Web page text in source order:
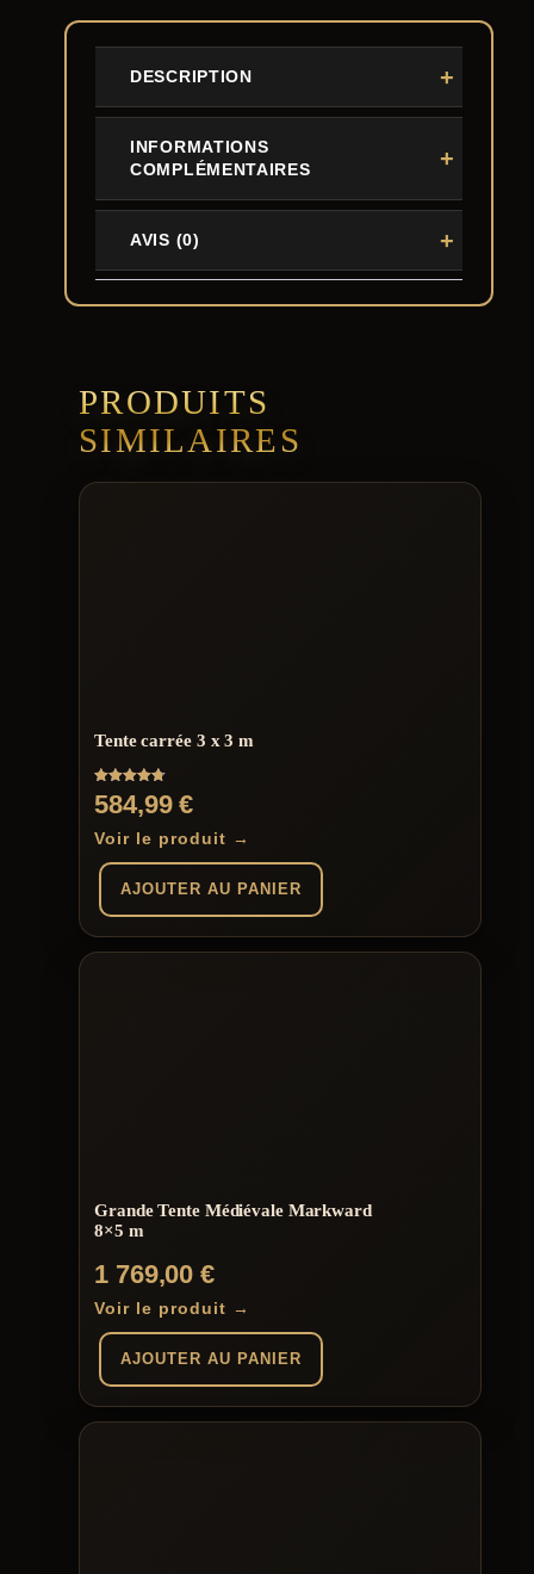
DESCRIPTION
INFORMATIONS
COMPLÉMENTAIRES
AVIS (0)
PRODUITS
SIMILAIRES
Tente carrée 3 x 3 m
Note
4.75
584,99€
Voir le produit →
AJOUTER AU PANIER
Grande Tente Médiévale Markward
8×5 m
1 769,00€
Voir le produit →
AJOUTER AU PANIER